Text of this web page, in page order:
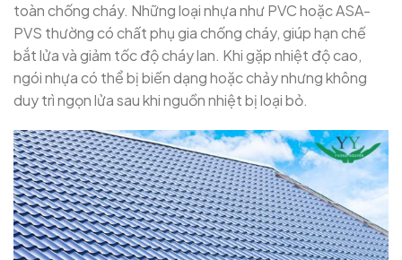
toàn chống cháy. Những loại nhựa như PVC hoặc ASA-
PVS thường có chất phụ gia chống cháy, giúp hạn chế
bắt lửa và giảm tốc độ cháy lan. Khi gặp nhiệt độ cao,
ngói nhựa có thể bị biến dạng hoặc chảy nhưng không
duy trì ngọn lửa sau khi nguồn nhiệt bị loại bỏ.